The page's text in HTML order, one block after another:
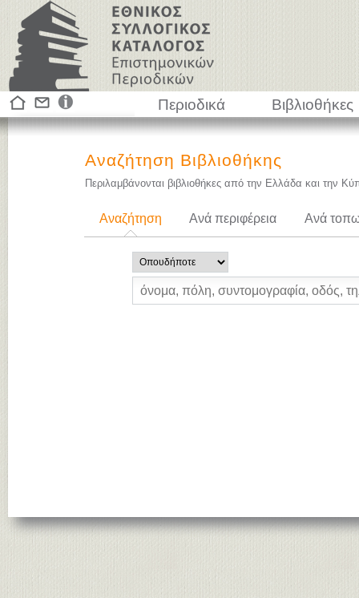
Περιοδικά Βιβλιοθήκες
Αναζήτηση Βιβλιοθήκης
Περιλαμβάνονται βιβλιοθήκες από την Ελλάδα και την
Αναζήτηση Ανά περιφέρεια Ανά